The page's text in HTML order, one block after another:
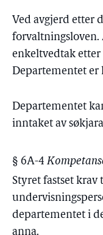
Ved avgjerd etter
forvaltningsloven.
enkeltvedtak
Departementet er
Departementet
inntaket av
§ 6A-4
Styret fastset
departementet i
anna.